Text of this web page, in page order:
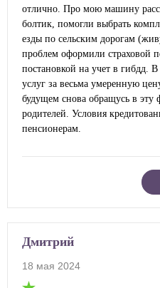
отлично. Про мою машину
болтик, помогли выбрать
езды по сельским дорогам
проблем оформили страховой
постановкой на учет в гибдд.
услуг за весьма умеренную
будущем снова обращусь в
родителей. Условия
пенсионерам.
Дмитрий
18 мая 2024